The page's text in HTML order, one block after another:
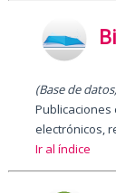
(Base de
electrónicos,
Ir al índice